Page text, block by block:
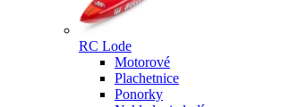
RC Lode
Motorové
Plachetnice
Ponorky